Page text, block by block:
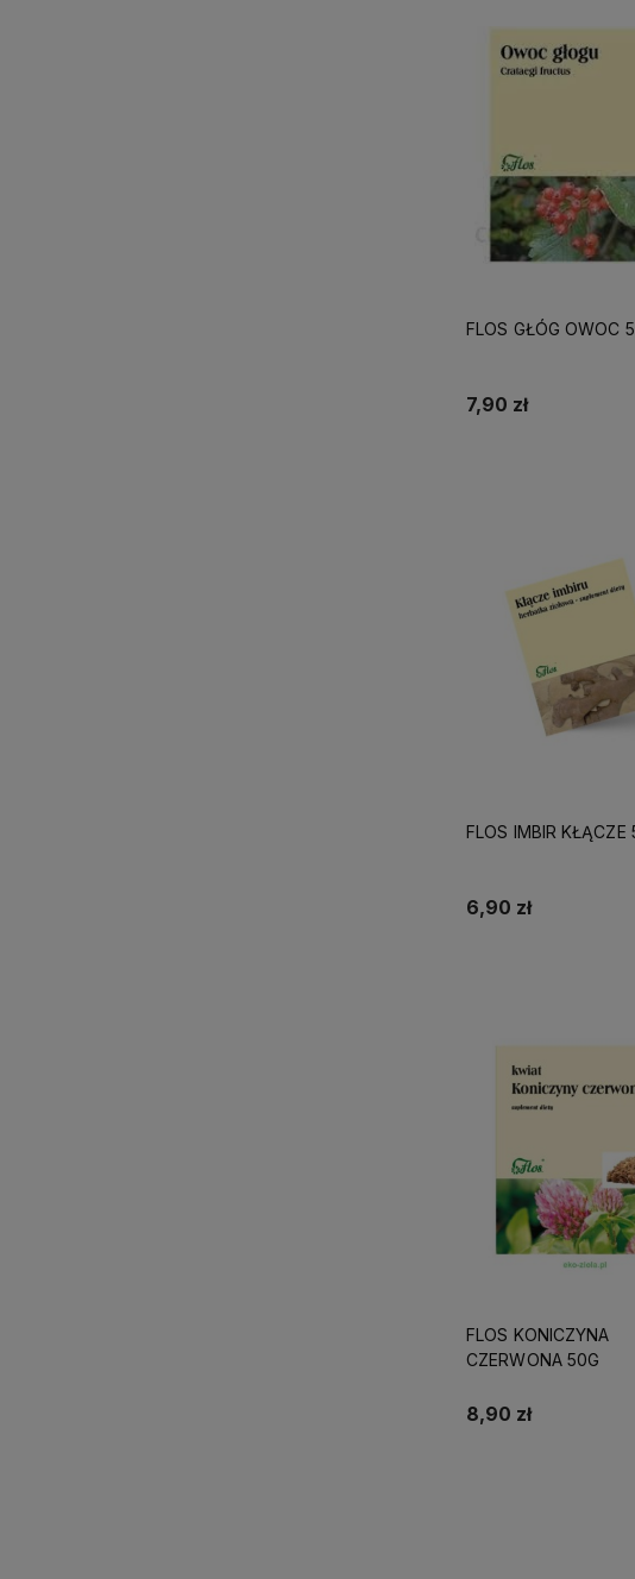
FLOS GŁÓG OWOC
7,90 zł
FLOS IMBIR KŁĄCZE
6,90 zł
FLOS KONICZYNA
CZERWONA 50G
8,90 zł